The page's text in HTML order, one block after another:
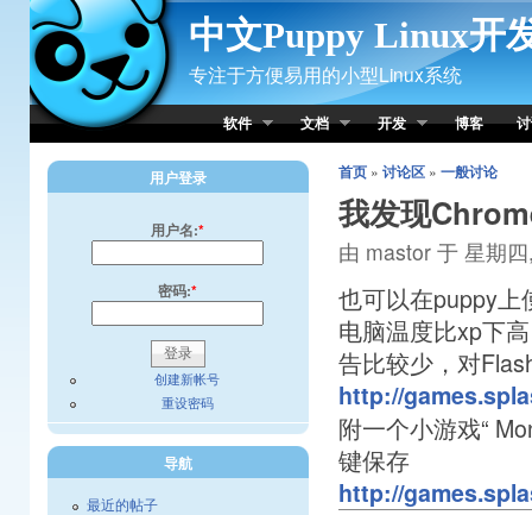
Skip to Content
中文Puppy Linux开
专注于方便易用的小型Linux系统
软件 文档 开发 博客
首页» 讨论区» 一般讨论
我发现
由 mastor 于 星期
也可以在puppy上
电脑温度比xp下
告比较少，对
http://
附一个小游戏“
键保存
http://
用户登录
用户名:*
密码:*
创建新帐号
重设密码
导航
最近的帖子